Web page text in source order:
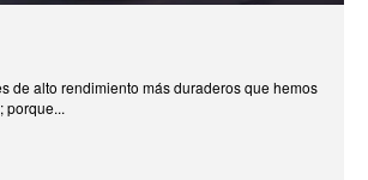
de alto rendimiento más duraderos que hemos
porque...